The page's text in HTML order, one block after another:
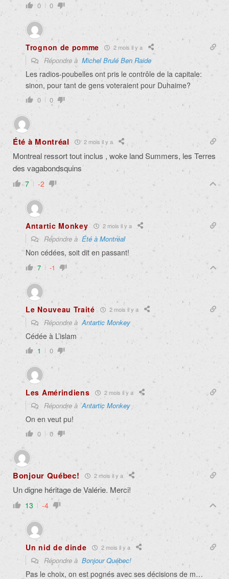
0 0
Trognon de pomme 2 mois il y a
Répondre à Michel Brulé Ben Raide
Les radios-poubelles ont pris le contrôle de la capitale:
sinon, pour tant de gens voteraient pour Duhaime?
0 0
Été à Montréal 2 mois il y a
Montreal ressort tout inclus , woke land Summers, les Terres
des vagabondsquins
7 -2
Antartic Monkey 2 mois il y a
Répondre à Été à Montréal
Non cédées, soit dit en passant!
7 -1
Le Nouveau Traité 2 mois il y a
Répondre àAntartic Monkey
Cédée à L’islam
1 0
Les Amérindiens 2 mois il y a
Répondre àAntartic Monkey
On en veut pu!
0 0
Bonjour Québec! 2 mois il y a
Un digne héritage de Valérie. Merci!
13 -4
Un nid de dinde 2 mois il y a
Répondre à Bonjour Québec!
Pas le choix, on est pognés avec ses décisions de m…